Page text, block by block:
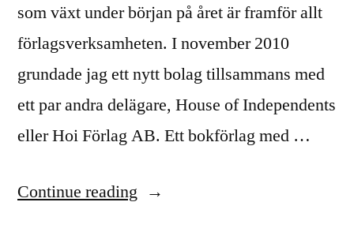
som växt under början på året är framför allt
förlagsverksamheten. I november 2010
grundade jag ett nytt bolag tillsammans med
ett par andra delägare, House of Independents
eller Hoi Förlag AB. Ett bokförlag med …
Continue reading “Mycket